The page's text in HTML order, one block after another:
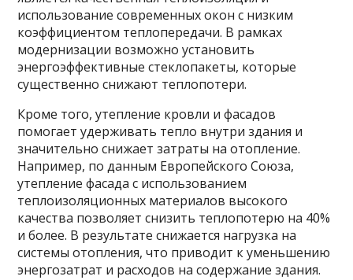
использование современных окон с низким
коэффициентом теплопередачи. В рамках
модернизации возможно установить
энергоэффективные стеклопакеты, которые
существенно снижают теплопотери.
Кроме того, утепление кровли и фасадов
помогает удерживать тепло внутри здания и
значительно снижает затраты на отопление.
Например, по данным Европейского Союза,
утепление фасада с использованием
теплоизоляционных материалов высокого
качества позволяет снизить теплопотерю на 40%
и более. В результате снижается нагрузка на
системы отопления, что приводит к уменьшению
энергозатрат и расходов на содержание здания.